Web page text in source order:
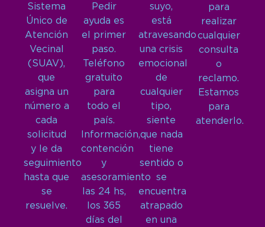
Sistema
Único de
Atención
Vecinal
(SUAV),
que
asigna un
número a
cada
solicitud
y le da
seguimiento
hasta que
se
resuelve.
Pedir
ayuda es
el primer
paso.
Teléfono
gratuito
para
todo el
país.
Información,
contención
y
asesoramiento
las 24 hs,
los 365
días del
suyo,
está
atravesando
una crisis
emocional
de
cualquier
tipo,
siente
que nada
tiene
sentido o
se
encuentra
atrapado
en una
para
realizar
cualquier
consulta
o
reclamo.
Estamos
para
atenderlo.